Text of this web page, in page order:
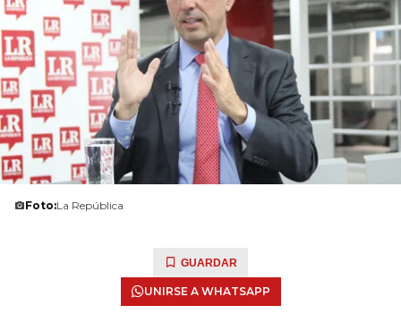
Foto:La República
GUARDAR
UNIRSE A WHATSAPP